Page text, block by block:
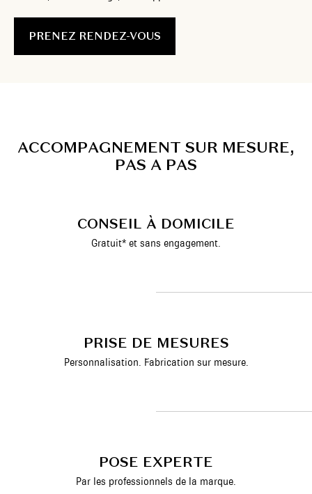
PRENEZ RENDEZ-VOUS
ACCOMPAGNEMENT SUR MESURE,
PAS A PAS
CONSEIL À DOMICILE
Gratuit* et sans engagement.
PRISE DE MESURES
Personnalisation. Fabrication sur mesure.
POSE EXPERTE
Par les professionnels de la marque.